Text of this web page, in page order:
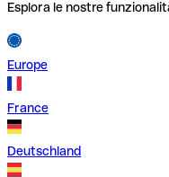
Esplora le nostre
Europe
France
Deutschland